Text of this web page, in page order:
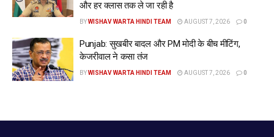
और हर क्लास तक ले जा रही है
BYWISHAV WARTA HINDI TEAM AUGUST 7, 2026 0
Punjab: सुखबीर बादल और PM मोदी के बीच मीटिंग,
केजरीवाल ने कसा तंज
BYWISHAV WARTA HINDI TEAM AUGUST 7, 2026 0